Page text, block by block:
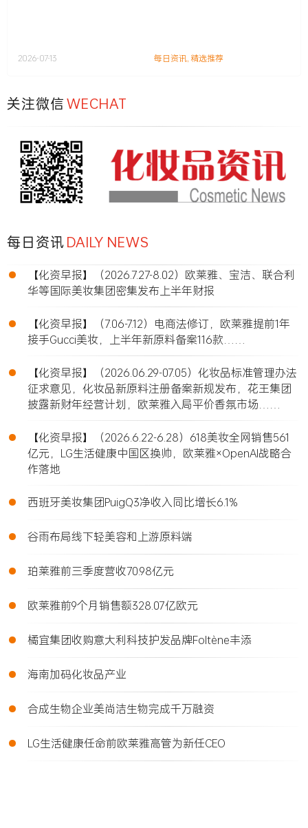
2026-07-13 每日资讯,精选推荐
关注微信WECHAT
每日资讯DAILY NEWS
•
【化资早报】（2026.7.27-8.02）欧莱雅、宝洁、联合利
华等国际美妆集团密集发布上半年财报
•
【化资早报】（7.06-7.12）电商法修订，欧莱雅提前1年
接手Gucci美妆，上半年新原料备案116款……
•
【化资早报】（2026.06.29-07.05）化妆品标准管理办法
征求意见，化妆品新原料注册备案新规发布，花王集团
披露新财年经营计划，欧莱雅入局平价香氛市场……
•
【化资早报】（2026.6.22-6.28）618美妆全网销售561
亿元，LG生活健康中国区换帅，欧莱雅×OpenAI战略合
作落地
• 西班牙美妆集团PuigQ3净收入同比增长6.1%
• 谷雨布局线下轻美容和上游原料端
• 珀莱雅前三季度营收70.98亿元
• 欧莱雅前9个月销售额328.07亿欧元
• 橘宜集团收购意大利科技护发品牌Foltène丰添
• 海南加码化妆品产业
• 合成生物企业美尚洁生物完成千万融资
• LG生活健康任命前欧莱雅高管为新任CEO